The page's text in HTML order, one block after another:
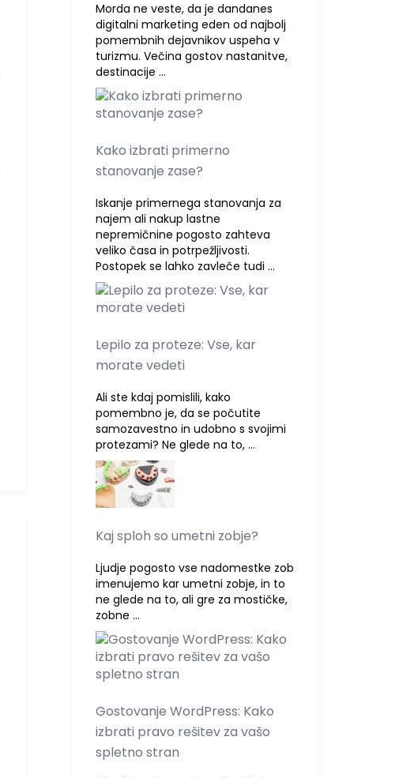
Morda ne veste, da je dandanes
digitalni marketing eden od najbolj
pomembnih dejavnikov uspeha v
turizmu. Večina gostov nastanitve,
destinacije …
Kako izbrati primerno
stanovanje zase?
Iskanje primernega stanovanja za
najem ali nakup lastne
nepremičnine pogosto zahteva
veliko časa in potrpežljivosti.
Postopek se lahko zavleče tudi …
Lepilo za proteze: Vse, kar
morate vedeti
Ali ste kdaj pomislili, kako
pomembno je, da se počutite
samozavestno in udobno s svojimi
protezami? Ne glede na to, …
Kaj sploh so umetni zobje?
Ljudje pogosto vse nadomestke zob
imenujemo kar umetni zobje, in to
ne glede na to, ali gre za mostičke,
zobne …
Gostovanje WordPress: Kako
izbrati pravo rešitev za vašo
spletno stran